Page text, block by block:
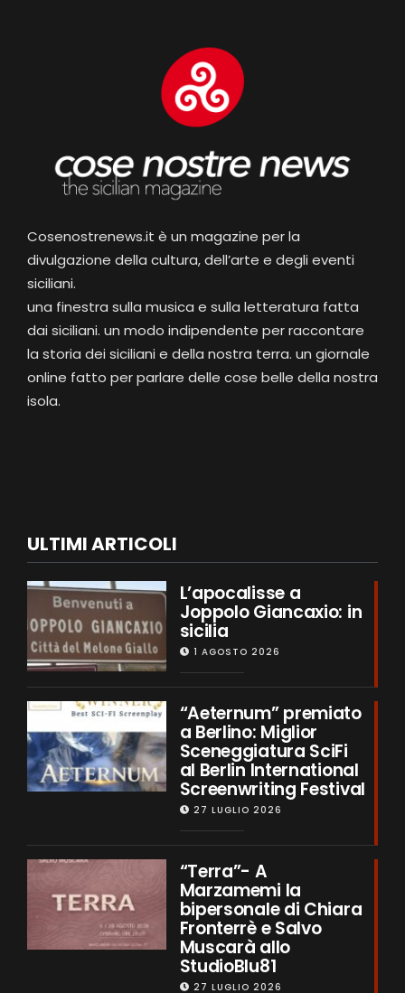
Cosenostrenews.it è un magazine per la
divulgazione della cultura, dell’arte e degli eventi
siciliani.
una finestra sulla musica e sulla letteratura fatta
dai siciliani. un modo indipendente per raccontare
la storia dei siciliani e della nostra terra. un giornale
online fatto per parlare delle cose belle della nostra
isola.
ULTIMI ARTICOLI
L’apocalisse a
Joppolo Giancaxio: in
sicilia
1 AGOSTO 2026
“Aeternum” premiato
a Berlino: Miglior
Sceneggiatura SciFi
al Berlin International
Screenwriting Festival
27 LUGLIO 2026
“Terra”- A
Marzamemi la
bipersonale di Chiara
Fronterrè e Salvo
Muscarà allo
StudioBlu81
27 LUGLIO 2026